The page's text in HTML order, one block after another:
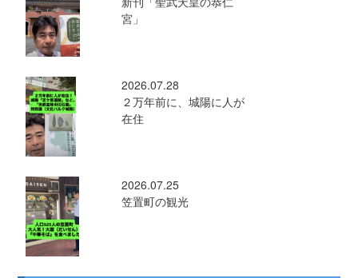
宮」
2026.07.28
２万年前に、城陽に人が
在住
2026.07.25
笠置町の観光